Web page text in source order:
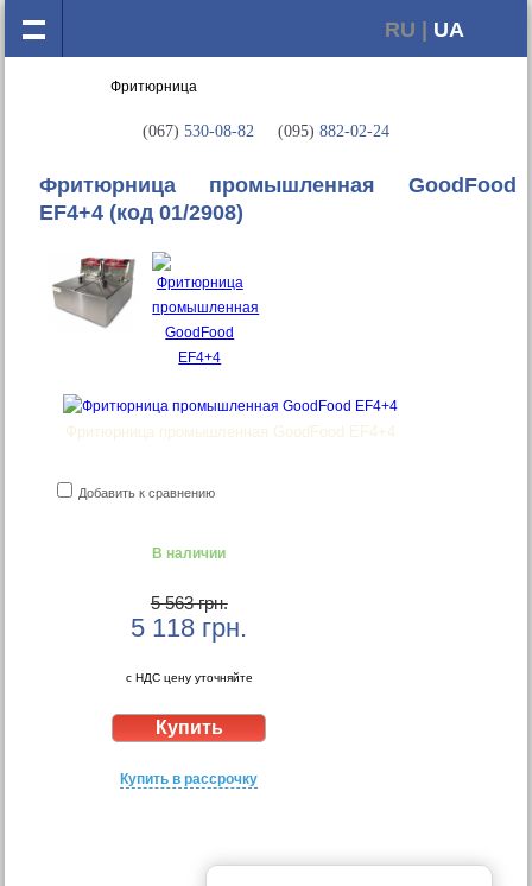
RU | UA
(067) 530-08-82 (095) 882-02-24
Фритюрница промышленная GoodFood
EF4+4 (код 01/2908)
Фритюрница промышленная GoodFood EF4+4
Добавить к сравнению
В наличии
5 563 грн.
5 118 грн.
с НДС цену уточняйте
Купить в рассрочку